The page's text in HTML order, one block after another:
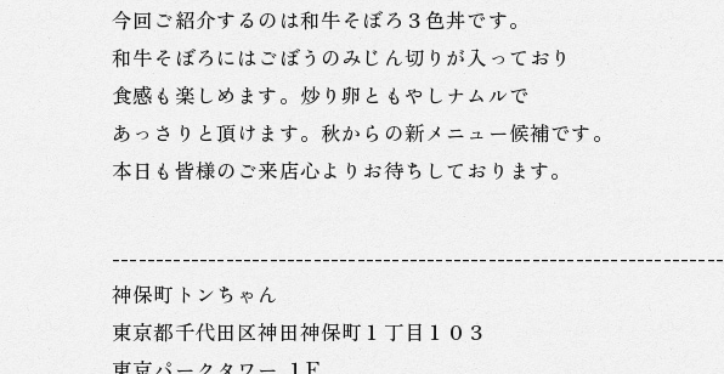
今回ご紹介するのは和牛そぼろ３色丼です。
和牛そぼろにはごぼうのみじん切りが入っており
食感も楽しめます。炒り卵ともやしナムルで
あっさりと頂けます。秋からの新メニュー候補です。
本日も皆様のご来店心よりお待ちしております。
----------------------------------------------------------------------
神保町トンちゃん
東京都千代田区神田神保町１丁目１０３